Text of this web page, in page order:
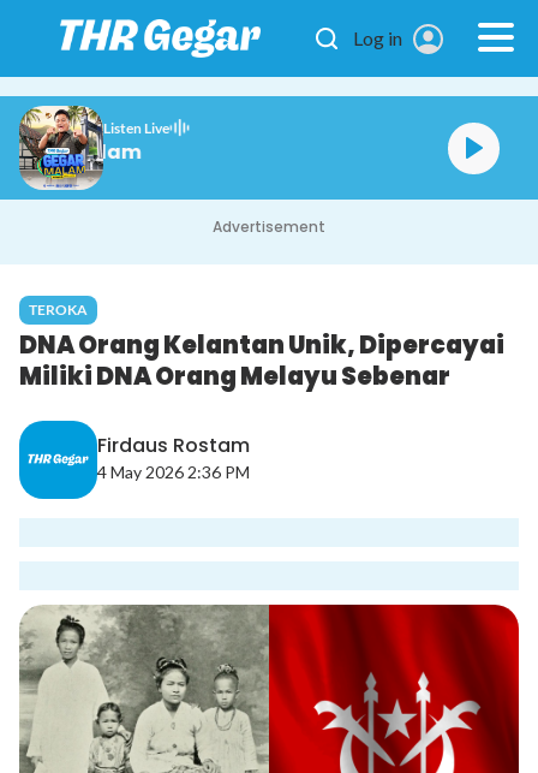
Log in
Listen Live
Gegar Malam
Advertisement
TEROKA
DNA Orang Kelantan Unik, Dipercayai
Miliki DNA Orang Melayu Sebenar
Firdaus Rostam
4 May 2026 2:36 PM